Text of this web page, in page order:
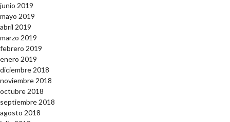
junio 2019
mayo 2019
abril 2019
marzo 2019
febrero 2019
enero 2019
diciembre 2018
noviembre 2018
octubre 2018
septiembre 2018
agosto 2018